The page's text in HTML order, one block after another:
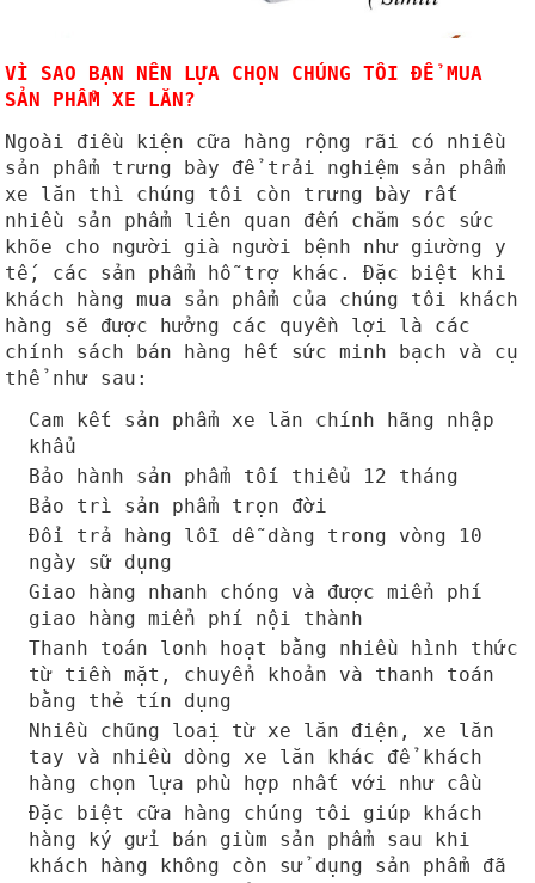
VÌ SAO BẠN NÊN LỰA CHỌN CHÚNG TÔI ĐỂ MUA
SẢN PHẨM XE LĂN?
Ngoài điều kiện cữa hàng rộng rãi có nhiều
sản phẩm trưng bày để trải nghiệm sản phẩm
xe lăn thì chúng tôi còn trưng bày rất
nhiều sản phẩm liên quan đến chăm sóc sức
khõe cho người già người bệnh như giường y
tế, các sản phẩm hỗ trợ khác. Đặc biệt khi
khách hàng mua sản phẩm của chúng tôi khách
hàng sẽ được hưởng các quyền lợi là các
chính sách bán hàng hết sức minh bạch và cụ
thể như sau:
Cam kết sản phẩm xe lăn chính hãng nhập
khẩu
Bảo hành sản phẩm tối thiểu 12 tháng
Bảo trì sản phẩm trọn đời
Đổi trả hàng lỗi dễ dàng trong vòng 10
ngày sữ dụng
Giao hàng nhanh chóng và được miển phí
giao hàng miển phí nội thành
Thanh toán lonh hoạt bằng nhiều hình thức
từ tiền mặt, chuyển khoản và thanh toán
bằng thẻ tín dụng
Nhiều chũng loaị từ xe lăn điện, xe lăn
tay và nhiều dòng xe lăn khác để khách
hàng chọn lựa phù hợp nhất với như cầu
Đặc biệt cữa hàng chúng tôi giúp khách
hàng ký gửi bán giùm sản phẩm sau khi
khách hàng không còn sử dụng sản phẩm đã